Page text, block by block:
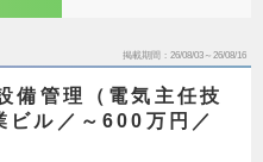
掲載期間 26/08/03～26/08/16
備管理（電気主任技
ビル／～600万円／